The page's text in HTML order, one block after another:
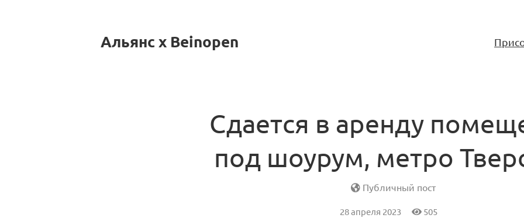
Альянс x Beinopen
Сдается в аренду
под шоурум, метро
Публичный пост
28 апреля 2023 505